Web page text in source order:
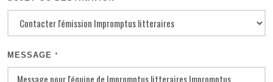
MESSAGE *